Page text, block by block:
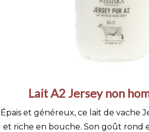
Lait A2 Jersey non
Épais et généreux, ce lait de vache
et riche en bouche. Son goût rond